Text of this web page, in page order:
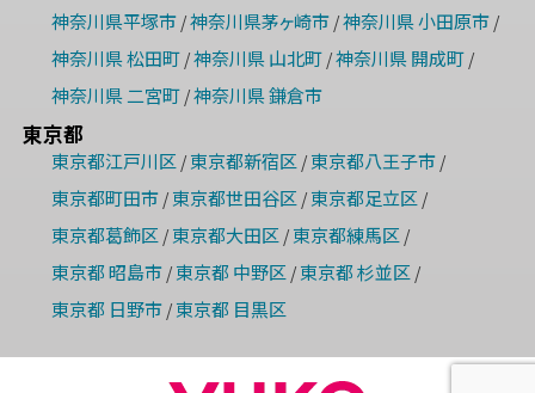
神奈川県平塚市/神奈川県茅ヶ崎市/神奈川県 小田原市/
神奈川県 松田町/神奈川県 山北町/神奈川県 開成町/
神奈川県 二宮町/神奈川県 鎌倉市
東京都
東京都江戸川区 / 東京都新宿区 / 東京都八王子市/
東京都町田市/ 東京都世田谷区 / 東京都足立区 /
東京都葛飾区 / 東京都大田区 / 東京都練馬区 /
東京都 昭島市/ 東京都 中野区 / 東京都 杉並区 /
東京都 日野市/ 東京都 目黒区